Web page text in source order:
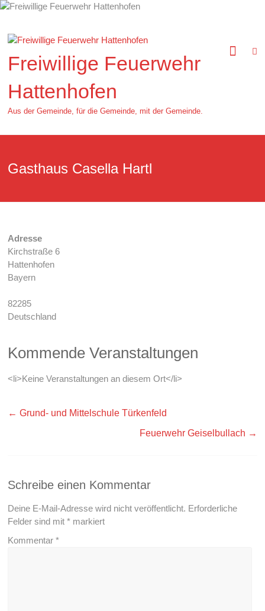
Zum
springen
Freiwillige Feuerwehr
Hattenhofen
Aus der Gemeinde, für die Gemeinde, mit der Gemeinde.
Gasthaus Casella Hartl
Adresse
Kirchstraße 6
Hattenhofen
Bayern
82285
Deutschland
Kommende Veranstaltungen
<li>Keine Veranstaltungen an diesem Ort</li>
← Grund- und Mittelschule Türkenfeld
Feuerwehr Geiselbullach →
Schreibe einen Kommentar
Deine E-Mail-Adresse wird nicht veröffentlicht. Erforderliche
Felder sind mit* markiert
Kommentar*